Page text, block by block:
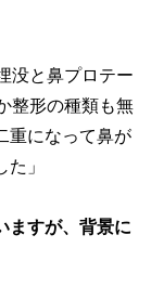
没と鼻プロテー
整形の種類も無
重になって鼻が
」
すが、背景に